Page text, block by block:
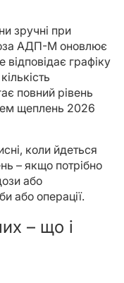
зручні при
АДП-М оновлює
відповідає графіку
повний рівень
щеплень 2026
коли йдеться
– якщо потрібно
або
або операції.
– що і